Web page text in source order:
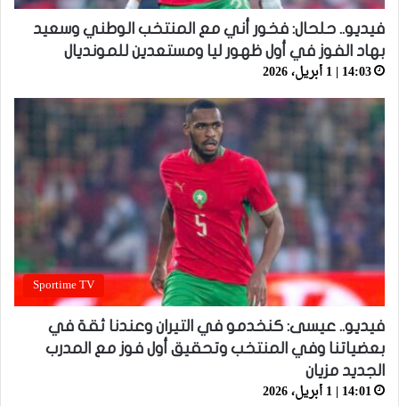
فيديو.. حلحال: فخور أني مع المنتخب الوطني وسعيد
بهاد الفوز في أول ظهور ليا ومستعدين للمونديال
14:03 | 1 أبريل، 2026
Sportime TV
فيديو.. عيسى: كنخدمو في التيران وعندنا ثقة في
بعضياتنا وفي المنتخب وتحقيق أول فوز مع المدرب
الجديد مزيان
14:01 | 1 أبريل، 2026